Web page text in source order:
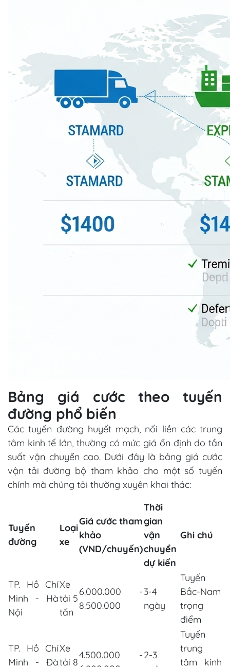
Bảng giá cước theo tuyến
đường phổ biến
Các tuyến đường huyết mạch, nối liền các trung
tâm kinh tế lớn, thường có mức giá ổn định do tần
suất vận chuyển cao. Dưới đây là bảng giá cước
vận tải đường bộ tham khảo cho một số tuyến
chính mà chúng tôi thường xuyên khai thác:
Tuyến
đường
Loại
xe
Giá cước tham
khảo
(VND/chuyến)
Thời
gian
vận
chuyển
dự kiến
Ghi chú
TP. Hồ Chí
Minh - Hà
Nội
Xe
tải 5
tấn
6.000.000 -
8.500.000
3-4
ngày
Tuyến
Bắc-Nam
trọng
điểm
TP. Hồ Chí
Minh - Đà
Xe
tải 8
4.500.000 -2-3
Tuyến
trung
tâm kinh